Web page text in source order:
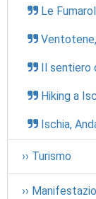
Le
Il
Hiking a
Ischia,
›› Turismo
››